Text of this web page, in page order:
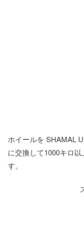
ホイールを SHAMAL
に交換して1000キロ
す。